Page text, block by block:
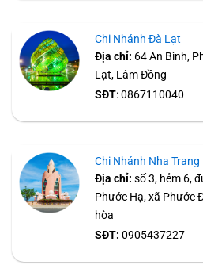
Chi Nhánh Đà Lạt
Địa chỉ: 64 An Bình,
Lạt, Lâm Đồng
SĐT: 0867110040
Chi Nhánh Nha Trang
Địa chỉ: số 3, hẻm 6,
Phước Hạ, xã Phước
hòa
SĐT: 0905437227